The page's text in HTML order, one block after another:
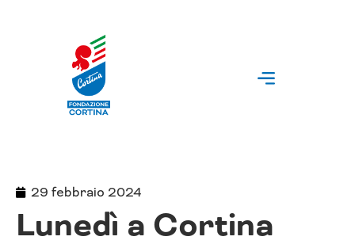
29 febbraio 2024
Lunedì a Cortina